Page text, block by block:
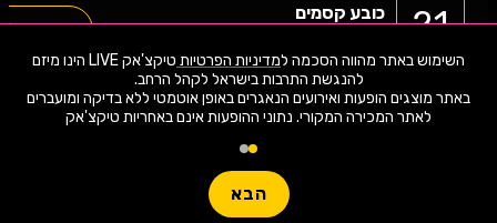
השימוש באתר מהווה הסכמה למדיניות הפרטיות
טיקצ'אק LIVE הינו מיזם
באתר מוצגים הופעות ואירועים הנאגרים באופן אוטמטי ללא בדיקה ומועברים
לאתר המכירה המקורי. נתוני ההופעות אינם באחריות טיקצ'אק
הבא
21
כובע קסמים
עכו
האירוע